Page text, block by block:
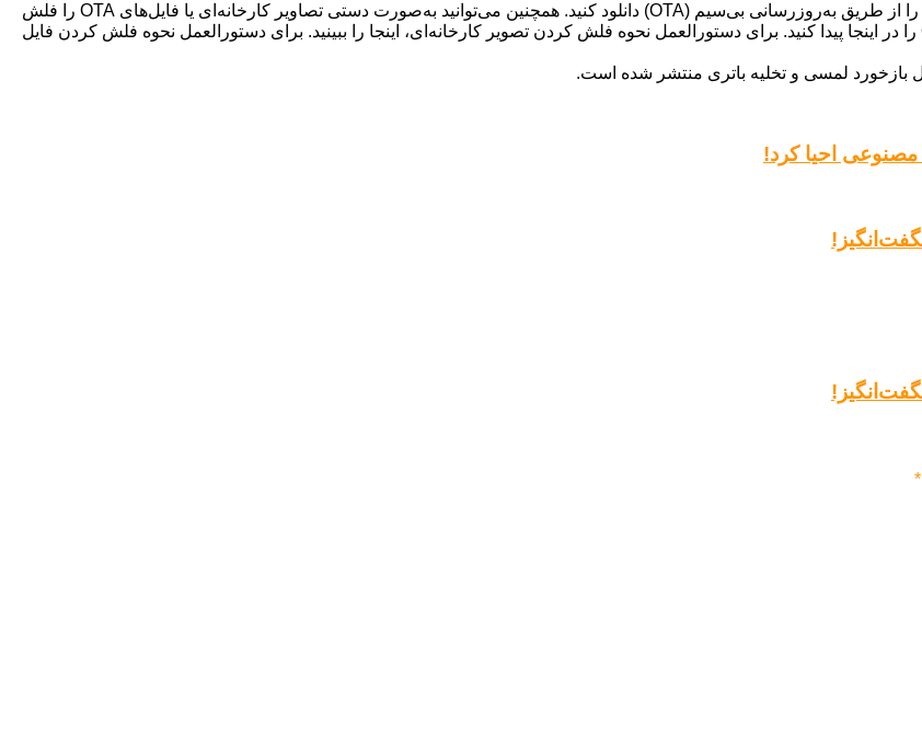
برای دریافت این به‌روزرسانی جدید، باید در برنامه بتا اندروید ثبت‌نام کنید و آن را از طریق به‌روزرسانی بی‌سیم (OTA) دانلود کنید. همچنین می‌توانید به‌صورت دستی تصاویر کارخانه‌ای یا فایل‌های OTA را فلش
کنید. تصاویر کارخانه‌ای اندروید 16 بتا 3.1 را می‌توانید در اینجا و فایل‌های OTA را در اینجا پیدا کنید. برای دستورالعمل نحوه فلش کردن تصویر کارخانه‌ای، اینجا را ببینید. برای دستورالعمل نحوه فلش کردن فایل
*